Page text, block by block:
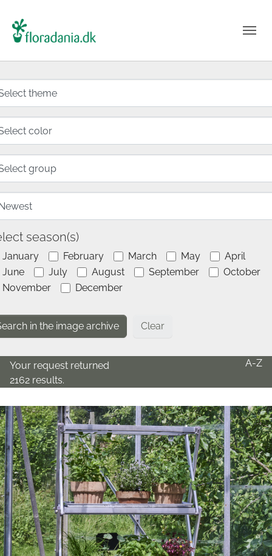
Clear
season(s)
January February March May
April
June
July August September
October
November
December
Your request returned
2162 results.
A-Z